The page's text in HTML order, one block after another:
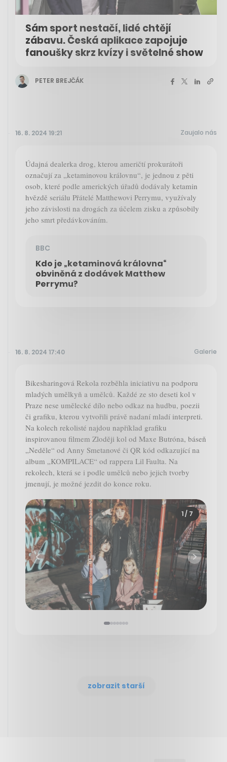
Sám sport nestačí, lidé chtějí
zábavu. Česká aplikace zapojuje
fanoušky skrz kvízy i světelné show
PETER BREJČÁK
16. 8. 2024 19:21 Zaujalo nás
Údajná dealerka drog, kterou američtí prokurátoři
označují za „ketaminovou královnu“, je jednou z pěti
osob, které podle amerických úřadů dodávaly ketamin
hvězdě seriálu Přátelé Matthewovi Perrymu, využívaly
jeho závislosti na drogách za účelem zisku a způsobily
jeho smrt předávkováním.
BBC
Kdo je „ketaminová královna“
obviněná z dodávek Matthew
Perrymu?
16. 8. 2024 17:40 Galerie
Bikesharingová Rekola rozběhla iniciativu na podporu
mladých umělkyň a umělců. Každé ze sto deseti kol v
Praze nese umělecké dílo nebo odkaz na hudbu, poezii
či grafiku, kterou vytvořili právě nadaní mladí interpreti.
Na kolech rekolisté najdou například grafiku
inspirovanou filmem Zloději kol od Maxe Butróna, báseň
„Neděle“ od Anny Smetanové či QR kód odkazující na
album „KOMPILACE“ od rappera Lil Faulta. Na
rekolech, která se i podle umělců nebo jejich tvorby
jmenují, je možné jezdit do konce roku.
1/ 7
zobrazit starší